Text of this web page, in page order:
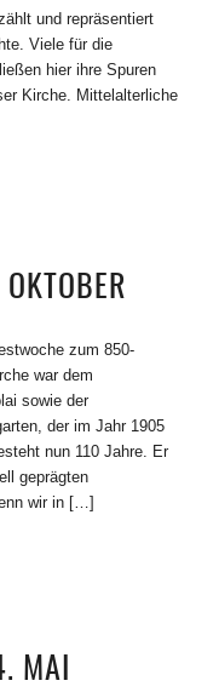
und repräsentiert
Viele für die
hier ihre Spuren
Kirche. Mittelalterliche
zum 850-
war dem
sowie der
der im Jahr 1905
nun 110 Jahre. Er
geprägten
wir in […]
MAI